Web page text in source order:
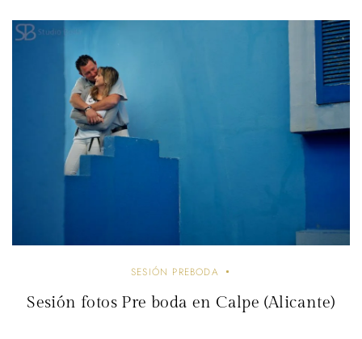
SESIÓN PREBODA
Sesión fotos Pre boda en Calpe (Alicante)